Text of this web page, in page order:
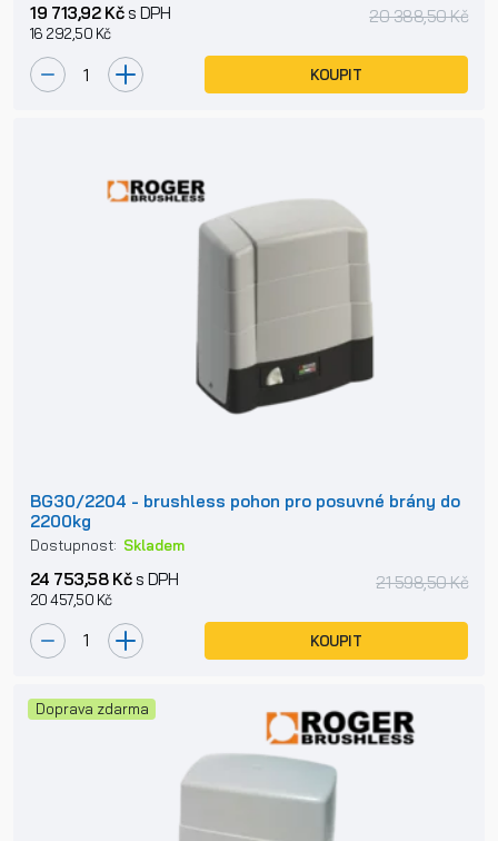
19 713,92 Kčs DPH
16 292,50 Kč
20 388,50 Kč
KOUPIT
BG30/2204 - brushless pohon pro posuvné brány do
2200kg
Dostupnost: Skladem
24 753,58 Kčs DPH
20 457,50 Kč
21 598,50 Kč
KOUPIT
Doprava zdarma